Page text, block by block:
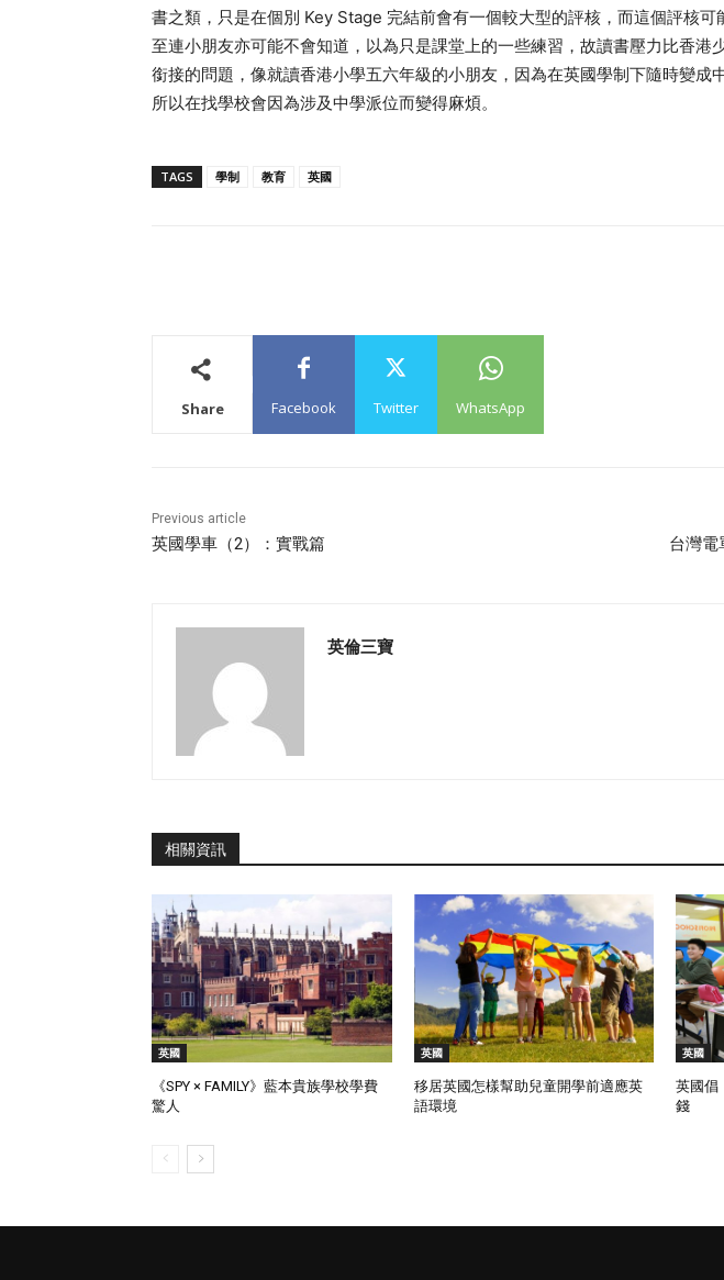
書之類，只是在個別 Key Stage 完結前會有一個較大型的評核，而這個評核可
至連小朋友亦可能不會知道，以為只是課堂上的一些練習，故讀書壓力比香港
銜接的問題，像就讀香港小學五六年級的小朋友，因為在英國學制下隨時變成
所以在找學校會因為涉及中學派位而變得麻煩。
TAGS 學制 教育 英國
Share Facebook Twitter WhatsApp
Previous article
英國學車（2）：實戰篇 台灣電
英倫三寶
相關資訊
英國
《SPY × FAMILY》藍本貴族學校學費
驚人
英國
移居英國怎樣幫助兒童開學前適應英
語環境
英國
英國倡
錢